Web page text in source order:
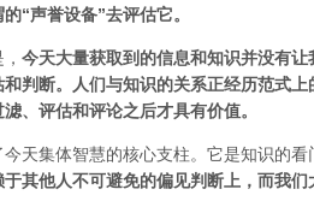
“声誉设备”去评估它。
今天大量获取到的信息和知识并没有
判断。
人们与知识的关系正经历范式
、评估和评论之后才具有价值。
天集体智慧的核心支柱。它是知识的看
于其他人不可避免的偏见判断上，而我